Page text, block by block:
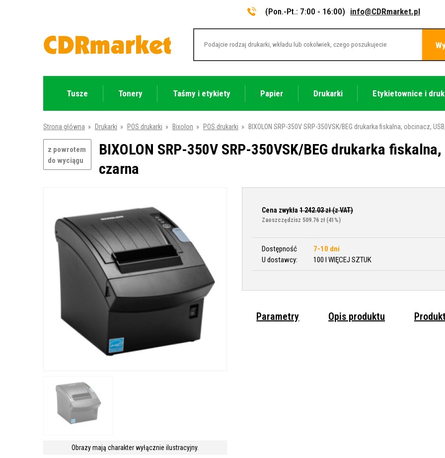
(Pon.-Pt.: 7:00 - 16:00) info@CDRmarket.pl
Tusze Tonery Taśmy i etykiety Papier Drukarki Etykietownice i
Strona główna » Drukarki » POS drukarki » Bixolon » POS drukarki » BIXOLON SRP-350V SRP-350VSK/BEG drukarka fiskalna, obcinacz,
z powrotem
do wyciągu
BIXOLON SRP-350V SRP-350VSK/BEG drukarka
czarna
Obrazy mają charakter wyłącznie ilustracyjny.
Cena zwykła 1 242.03zł (z VAT)
Zaoszczędzisz 509.76 zł (41%)
Dostępność
7-10 dni
U dostawcy:
100 I WIĘCEJ SZTUK
Parametry Opis produktu